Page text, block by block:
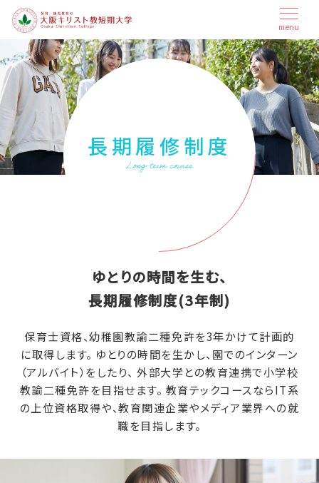
本
文
へ
ス
キ
ッ
プ
メ
ニ
ュ
ー
を
開
閉
menu
長期履修制度
ゆとりの時間を生む、
長期履修制度(3年制)
保育士資格、幼稚園教諭二種免許を3年かけて計画的
に取得します。 ゆとりの時間を生かし、園でのインターン
（アルバイト）をしたり、 外部大学との教育連携で小学校
教諭二種免許を目指せます。 教育テックコースならIT系
の上位資格取得や、教育関連企業やメディア業界への就
職を目指します。